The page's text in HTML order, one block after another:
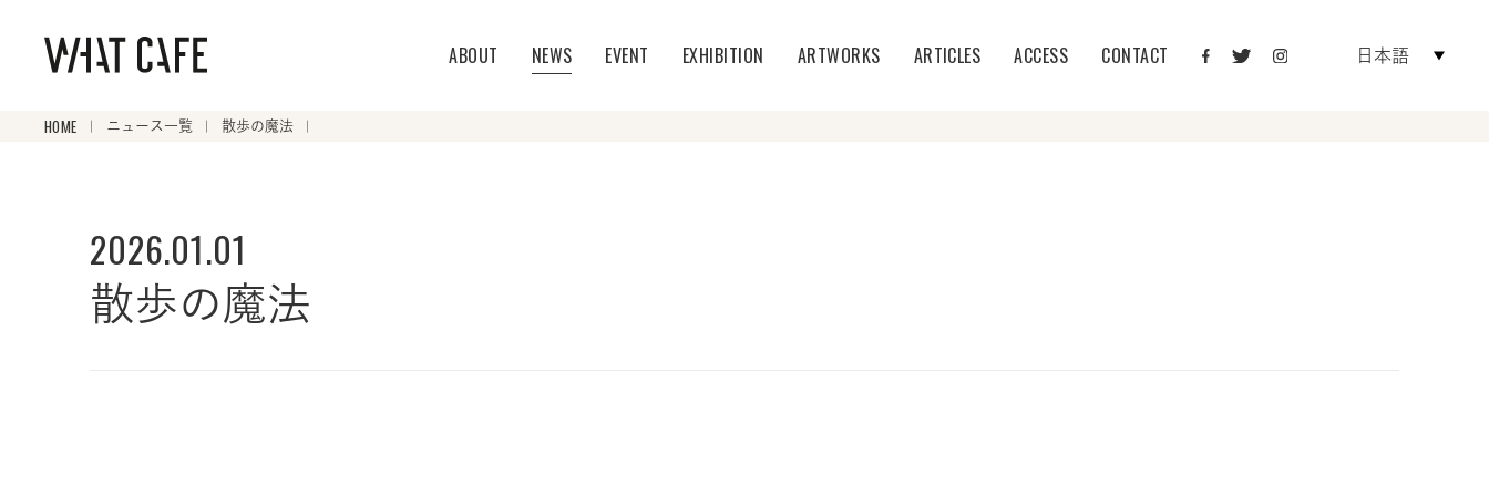
ABOUT NEWS EVENT EXHIBITION ARTWORKS ARTICLES ACCESS CONTACT 日本語
HOME ニュース一覧 散歩の魔法
2026.01.01
散歩の魔法